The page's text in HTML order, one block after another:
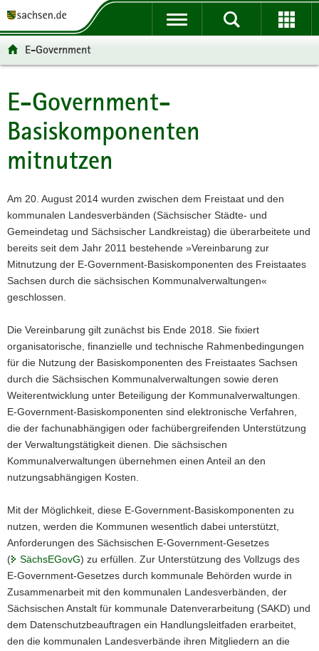
t
ü
b
e
r
g
e
i
f
e
n
d
e
a
v
i
g
a
t
i
o
n
t
n
a
v
i
g
t
i
o
n
p
n
h
a
l
t
t
e
I
n
f
o
m
a
t
i
o
n
t
-
B
e
r
e
c
h
E-Government
Hauptinhalt
E-Government-
Basiskomponenten
mitnutzen
Am 20. August 2014 wurden zwischen dem Freistaat und den
kommunalen Landesverbänden (Sächsischer Städte- und
Gemeindetag und Sächsischer Landkreistag) die überarbeitete und
bereits seit dem Jahr 2011 bestehende »Vereinbarung zur
Mitnutzung der E-Government-Basiskomponenten des Freistaates
Sachsen durch die sächsischen Kommunalverwaltungen«
geschlossen.
Die Vereinbarung gilt zunächst bis Ende 2018. Sie fixiert
organisatorische, finanzielle und technische Rahmenbedingungen
für die Nutzung der Basiskomponenten des Freistaates Sachsen
durch die Sächsischen Kommunalverwaltungen sowie deren
Weiterentwicklung unter Beteiligung der Kommunalverwaltungen.
E-Government-Basiskomponenten sind elektronische Verfahren,
die der fachunabhängigen oder fachübergreifenden Unterstützung
der Verwaltungstätigkeit dienen. Die sächsischen
Kommunalverwaltungen übernehmen einen Anteil an den
nutzungsabhängigen Kosten.
Mit der Möglichkeit, diese E-Government-Basiskomponenten zu
nutzen, werden die Kommunen wesentlich dabei unterstützt,
Anforderungen des Sächsischen E-Government-Gesetzes
(
SächsEGovG) zu erfüllen. Zur Unterstützung des Vollzugs des
E-Government-Gesetzes durch kommunale Behörden wurde in
Zusammenarbeit mit den kommunalen Landesverbänden, der
Sächsischen Anstalt für kommunale Datenverarbeitung (SAKD) und
dem Datenschutzbeauftragen ein Handlungsleitfaden erarbeitet,
den die kommunalen Landesverbände ihren Mitgliedern an die